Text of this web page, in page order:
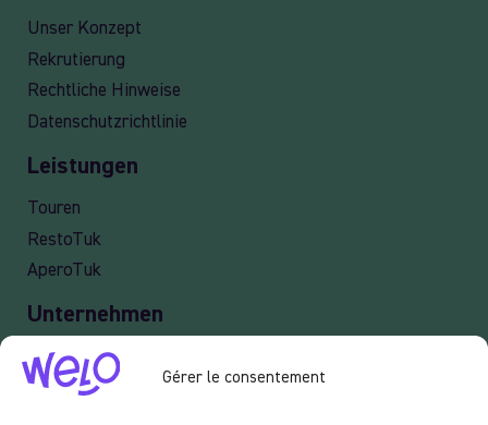
Gérer le consentement
Unser Konzept
Rekrutierung
Rechtliche Hinweise
Datenschutzrichtlinie
Leistungen
Touren
RestoTuk
AperoTuk
Unternehmen
Lieferung
Veranstaltung